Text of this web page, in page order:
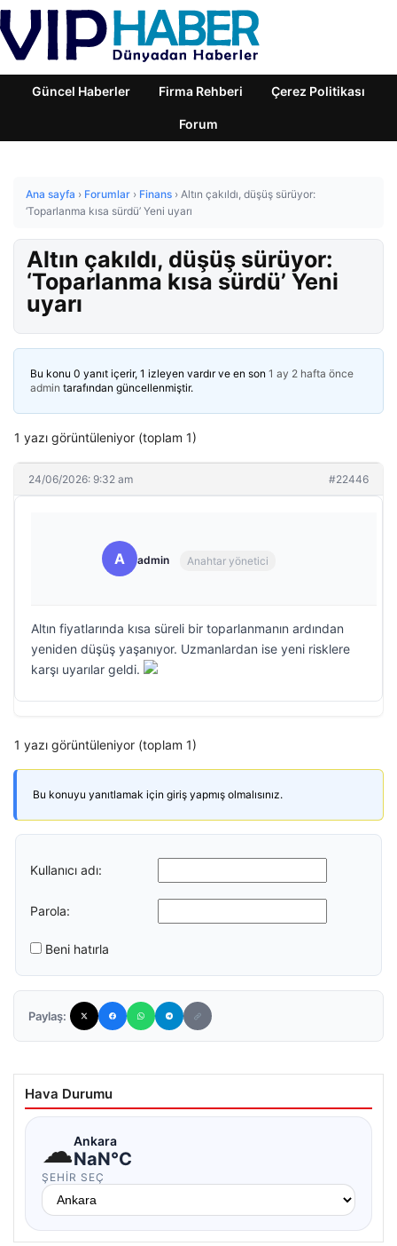
Güncel Haberler Firma Rehberi Çerez Politikası
Forum
Ana sayfa › Forumlar › Finans › Altın çakıldı, düşüş sürüyor:
‘Toparlanma kısa sürdü’ Yeni uyarı
Altın çakıldı, düşüş sürüyor:
‘Toparlanma kısa sürdü’ Yeni
uyarı
Bu konu 0 yanıt içerir, 1 izleyen vardır ve en son 1 ay 2 hafta önce
admin tarafından güncellenmiştir.
1 yazı görüntüleniyor (toplam 1)
24/06/2026: 9:32 am #22446
A admin Anahtar yönetici
Altın fiyatlarında kısa süreli bir toparlanmanın ardından
yeniden düşüş yaşanıyor. Uzmanlardan ise yeni risklere
karşı uyarılar geldi.
1 yazı görüntüleniyor (toplam 1)
Bu konuyu yanıtlamak için giriş yapmış olmalısınız.
Kullanıcı adı:
Parola:
Beni hatırla
Paylaş:
Hava Durumu
☁Ankara
NaN°C
ŞEHIR SEÇ